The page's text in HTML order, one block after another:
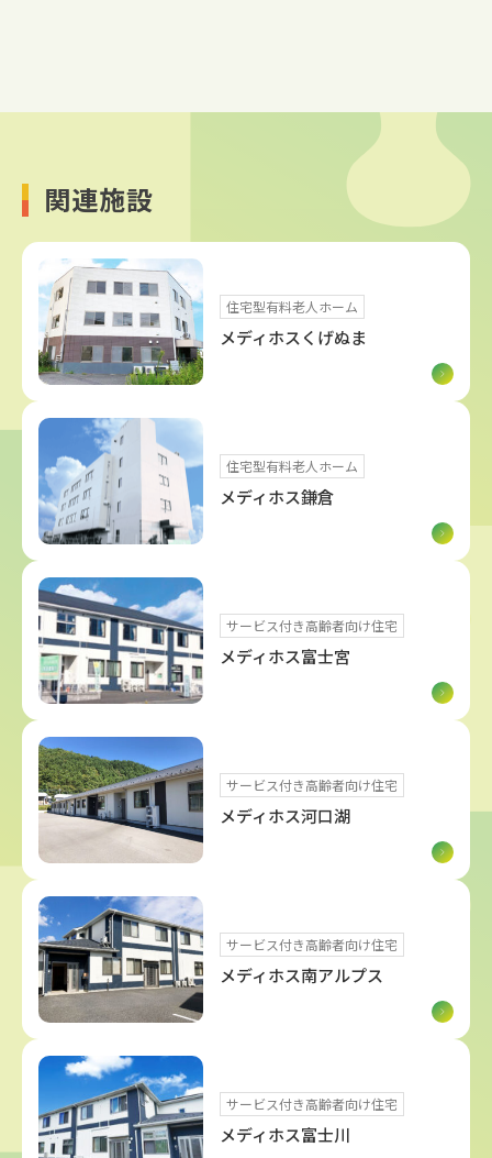
関連施設
住宅型有料老人ホーム
メディホスくげぬま
住宅型有料老人ホーム
メディホス鎌倉
サービス付き高齢者向け住宅
メディホス富士宮
サービス付き高齢者向け住宅
メディホス河口湖
サービス付き高齢者向け住宅
メディホス南アルプス
サービス付き高齢者向け住宅
メディホス富士川